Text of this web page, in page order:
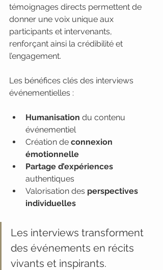
témoignages directs permettent de
donner une voix unique aux
participants et intervenants,
renforçant ainsi la crédibilité et
l’engagement.
Les bénéfices clés des interviews
événementielles :
Humanisation du contenu
événementiel
Création de connexion
émotionnelle
Partage d’expériences
authentiques
Valorisation des perspectives
individuelles
Les interviews transforment
des événements en récits
vivants et inspirants.